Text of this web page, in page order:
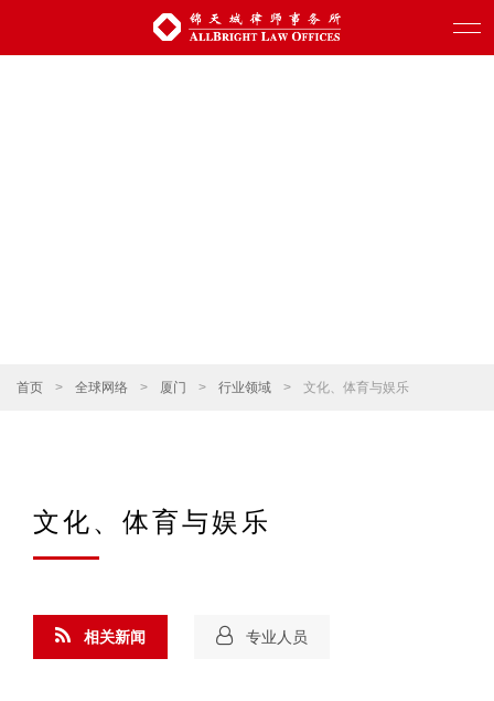
首页 > 全球网络 > 厦门 > 行业领域 > 文化、体育与娱乐
文化、体育与娱乐
相关新闻 专业人员